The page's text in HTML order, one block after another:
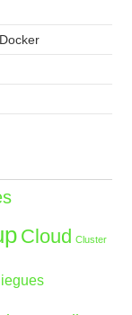
Cloud Cluster